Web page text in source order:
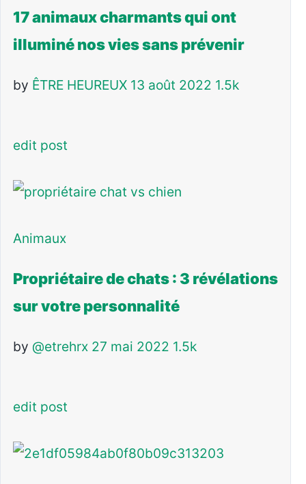
17 animaux charmants qui ont
illuminé nos vies sans prévenir
by ÊTRE HEUREUX 13 août 2022 1.5k
edit post
Animaux
Propriétaire de chats : 3 révélations
sur votre personnalité
by @etrehrx 27 mai 2022 1.5k
edit post